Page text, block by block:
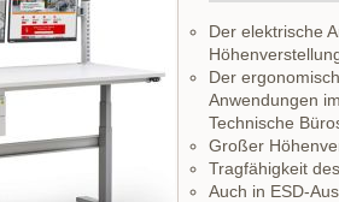
Der elektrische
Der
Anwendungen
Technische
Großer
Tragfähigkeit
Auch in ESD-